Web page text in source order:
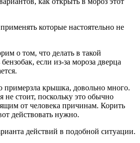
которые настоятельно не
о том, что делать в такой
если из-за мороза дверца
примерзла крышка, довольно много.
не стоит, поскольку это обычно
от человека причинам. Корить
действовать нужно.
действий в подобной ситуации.